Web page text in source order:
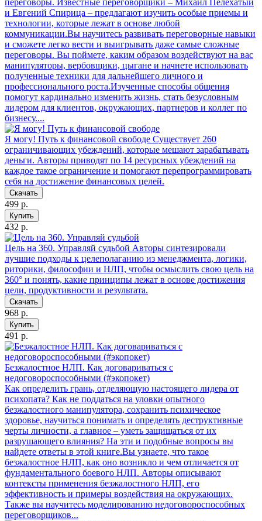
переговоры. Известные переговорщики – Михаил Пелехатый
и Евгений Спирица – предлагают изучить особые приемы и
технологии, которые лежат в основе любой
коммуникации.Вы научитесь развивать переговорные навыки
и сможете легко вести и выигрывать даже самые сложные
переговоры. Вы поймете, каким образом воздействуют на вас
манипуляторы, вербовщики, цыгане и начнете использовать
полученные техники для дальнейшего личного и
профессионального роста.Изученные способы общения
помогут кардинально изменить жизнь, стать безусловным
лидером для клиентов, окружающих, партнеров и коллег по
бизнесу....
Я могу! Путь к финансовой свободе Существует 260
ограничивающих убеждений, которые мешают зарабатывать
деньги. Авторы приводят по 14 ресурсных убеждений на
каждое такое ограничение и помогают перепрограммировать
себя на достижение финансовых целей.
Скачать
499 р.
Купить
432 р.
Цель на 360. Управляй судьбой Авторы синтезировали
лучшие подходы к целеполаганию из менеджмента, логики,
риторики, философии и НЛП, чтобы осмыслить свою цель на
360° и понять, какие принципы лежат в основе достижения
цели, продуктивности и результата.
Скачать
968 р.
Купить
491 р.
Безжалостное НЛП. Как договариваться с
недоговороспособными (#экопокет)
Как определить грань, отделяющую настоящего лидера от
психопата? Как не поддаться на уловки опытного
безжалостного манипулятора, сохранить психическое
здоровье, научиться понимать и определять деструктивные
черты личности, а главное – уметь защищаться от их
разрушающего влияния? На эти и подобные вопросы вы
найдете ответы в этой книге.Вы узнаете, что такое
безжалостное НЛП, как оно возникло и чем отличается от
фундаментального боевого НЛП. Авторы описывают
контексты применения безжалостного НЛП, его
эффективность и примеры воздействия на окружающих.
Также вы научитесь моделированию недоговороспособных
переговорщиков...